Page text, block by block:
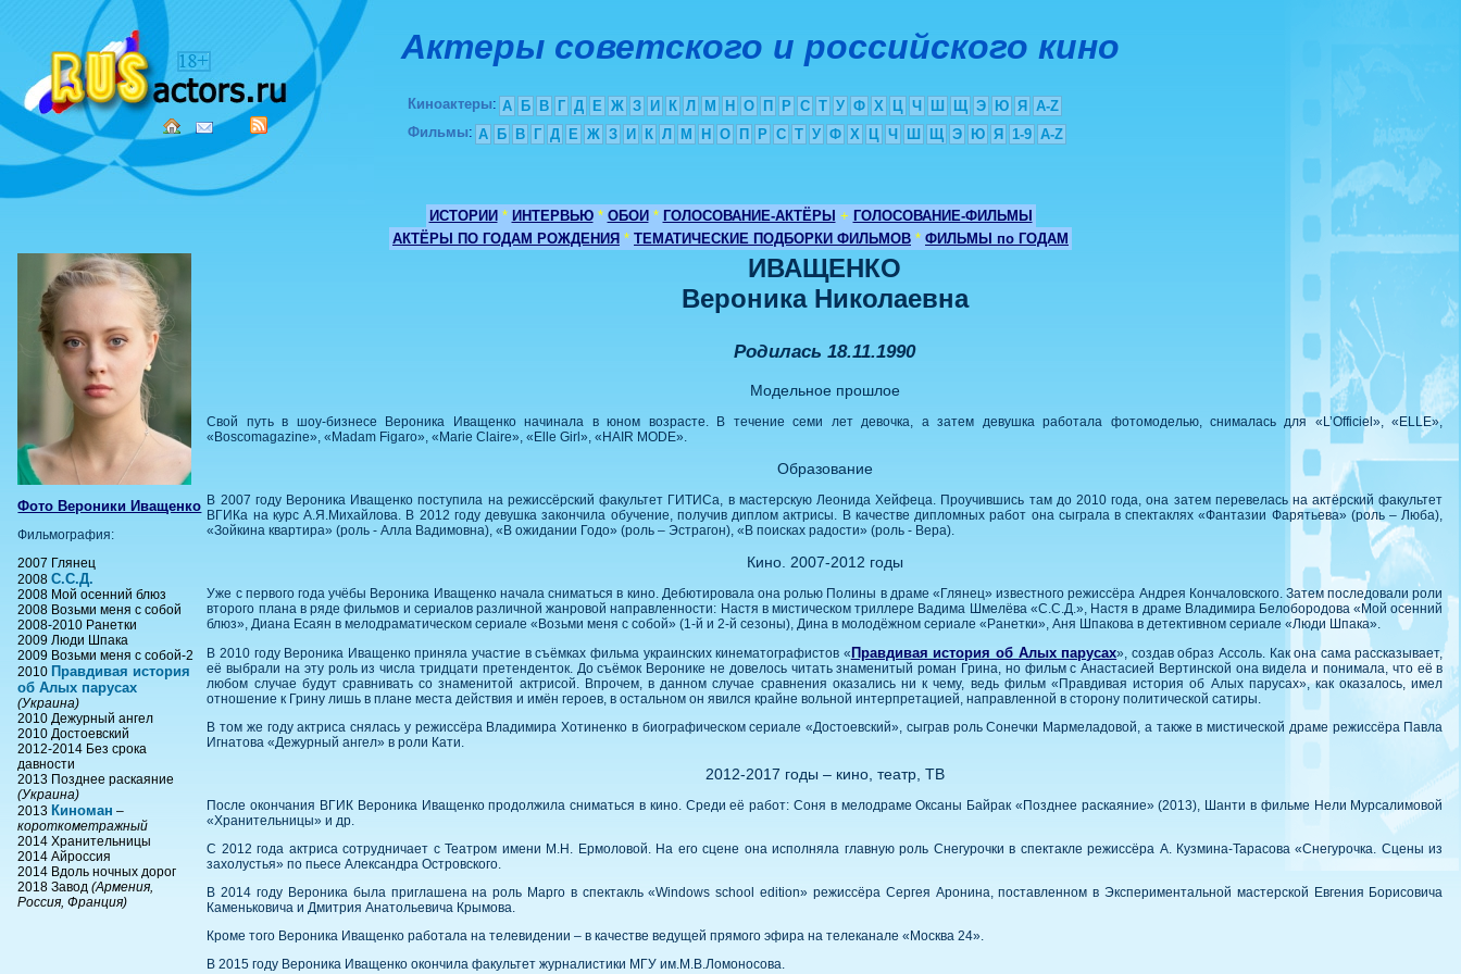
Актеры советского и российского кино
Киноактеры: А Б В Г Д Е Ж З И К Л М Н О П Р С Т У Ф Х Ц Ч Ш Щ Э Ю Я
A-Z
Фильмы: А Б В Г Д Е Ж З И К Л М Н О П Р С Т У Ф Х Ц Ч Ш Щ Э Ю Я 1-9 A-Z
ИСТОРИИ * ИНТЕРВЬЮ * ОБОИ * ГОЛОСОВАНИЕ-АКТЁРЫ + ГОЛОСОВАНИЕ-ФИЛЬМЫ
АКТЁРЫ ПО ГОДАМ РОЖДЕНИЯ * ТЕМАТИЧЕСКИЕ ПОДБОРКИ ФИЛЬМОВ * ФИЛЬМЫ по ГОДАМ
Фото Вероники Иващенко
Фильмография:
2007 Глянец
2008С.С.Д.
2008 Мой осенний блюз
2008 Возьми меня с собой
2008-2010 Ранетки
2009 Люди Шпака
2009 Возьми меня с собой-2
2010 Правдивая история
об Алых парусах
(Украина)
2010 Дежурный ангел
2010 Достоевский
2012-2014 Без срока
давности
2013 Позднее раскаяние
(Украина)
2013 Киноман –
короткометражный
2014 Хранительницы
2014 Айроссия
2014 Вдоль ночных дорог
2018 Завод(Армения,
Россия, Франция)
ИВАЩЕНКО
Вероника Николаевна
Родилась 18.11.1990
Модельное прошлое
Свой путь в шоу-бизнесе Вероника Иващенко начинала в юном возрасте. В течение семи лет девочка, а затем девушка работала фотомоделью, снималась для «L’Officiel», «ELLE»,
«Boscomagazine», «Madam Figaro», «Marie Claire», «Elle Girl», «HAIR MODE».
Образование
В 2007 году Вероника Иващенко поступила на режиссёрский факультет ГИТИСа, в мастерскую Леонида Хейфеца. Проучившись там до 2010 года, она затем перевелась на актёрский факультет
ВГИКа на курс А.Я.Михайлова. В 2012 году девушка закончила обучение, получив диплом актрисы. В качестве дипломных работ она сыграла в спектаклях «Фантазии Фарятьева» (роль – Люба),
«Зойкина квартира» (роль - Алла Вадимовна), «В ожидании Годо» (роль – Эстрагон), «В поисках радости» (роль - Вера).
Кино. 2007-2012 годы
Уже с первого года учёбы Вероника Иващенко начала сниматься в кино. Дебютировала она ролью Полины в драме «Глянец» известного режиссёра Андрея Кончаловского. Затем последовали роли
второго плана в ряде фильмов и сериалов различной жанровой направленности: Настя в мистическом триллере Вадима Шмелёва «С.С.Д.», Настя в драме Владимира Белобородова «Мой осенний
блюз», Диана Есаян в мелодраматическом сериале «Возьми меня с собой» (1-й и 2-й сезоны), Дина в молодёжном сериале «Ранетки», Аня Шпакова в детективном сериале «Люди Шпака».
В 2010 году Вероника Иващенко приняла участие в съёмках фильма украинских кинематографистов « Правдивая история об Алых парусах», создав образ Ассоль. Как она сама рассказывает,
её выбрали на эту роль из числа тридцати претенденток. До съёмок Веронике не довелось читать знаменитый роман Грина, но фильм с Анастасией Вертинской она видела и понимала, что её в
любом случае будут сравнивать со знаменитой актрисой. Впрочем, в данном случае сравнения оказались ни к чему, ведь фильм «Правдивая история об Алых парусах», как оказалось, имел
отношение к Грину лишь в плане места действия и имён героев, в остальном он явился крайне вольной интерпретацией, направленной в сторону политической сатиры.
В том же году актриса снялась у режиссёра Владимира Хотиненко в биографическом сериале «Достоевский», сыграв роль Сонечки Мармеладовой, а также в мистической драме режиссёра Павла
Игнатова «Дежурный ангел» в роли Кати.
2012-2017 годы – кино, театр, ТВ
После окончания ВГИК Вероника Иващенко продолжила сниматься в кино. Среди её работ: Соня в мелодраме Оксаны Байрак «Позднее раскаяние» (2013), Шанти в фильме Нели Мурсалимовой
«Хранительницы» и др.
С 2012 года актриса сотрудничает с Театром имени М.Н. Ермоловой. На его сцене она исполняла главную роль Снегурочки в спектакле режиссёра А. Кузмина-Тарасова «Снегурочка. Сцены из
захолустья» по пьесе Александра Островского.
В 2014 году Вероника была приглашена на роль Марго в спектакль «Windows school edition» режиссёра Сергея Аронина, поставленном в Экспериментальной мастерской Евгения Борисовича
Каменьковича и Дмитрия Анатольевича Крымова.
Кроме того Вероника Иващенко работала на телевидении – в качестве ведущей прямого эфира на телеканале «Москва 24».
В 2015 году Вероника Иващенко окончила факультет журналистики МГУ им.М.В.Ломоносова.